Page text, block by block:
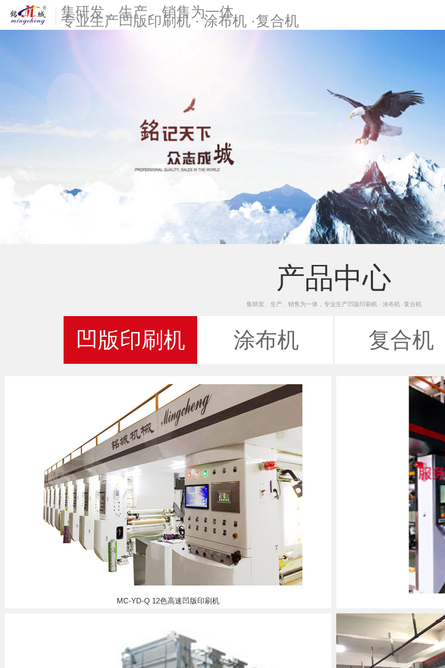
集研发、生产、销售为一体
专业生产凹版印刷机 · 涂布机 ·复合机
产品中心
集研发、生产、销售为一体，专业生产凹版印刷机 · 涂布机 ·复合机
凹版印刷机 涂布机 复合机
MC-YD-Q 12色高速凹版印刷机